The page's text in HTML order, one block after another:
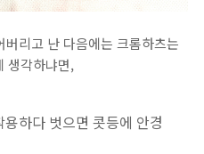
버리고 난 다음에는 크롬하츠는
생각하냐면,
하다 벗으면 콧등에 안경